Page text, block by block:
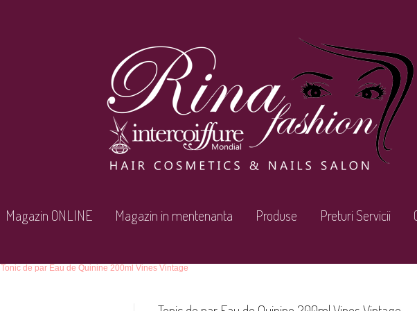
Magazin ONLINE Magazin in mentenanta Produse Preturi Servicii
Tonic de par Eau de Quinine 200ml Vines Vintage